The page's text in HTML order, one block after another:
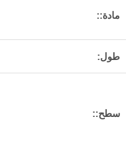
مادة::
طول:
سطح::